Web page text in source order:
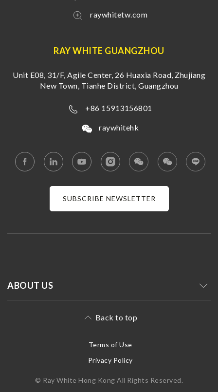
raywhitetw.com
RAY WHITE GUANGZHOU
Unit E08, 31/F, Agile Center, 26 Huaxia Road, Zhujiang
New Town, Tianhe District, Guangzhou
+86 15913156801
raywhitehk
SUBSCRIBE NEWSLETTER
ABOUT US
Back to top
Terms of Use
Privacy Policy
© Ray White Hong Kong All Rights Reserved.